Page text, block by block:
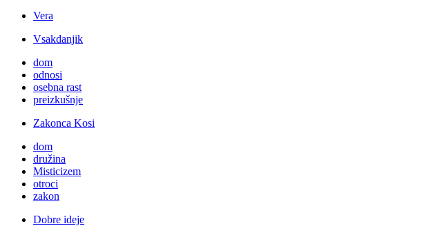
Vera
Vsakdanjik
dom
odnosi
osebna rast
preizkušnje
Zakonca Kosi
dom
družina
Misticizem
otroci
zakon
Dobre ideje